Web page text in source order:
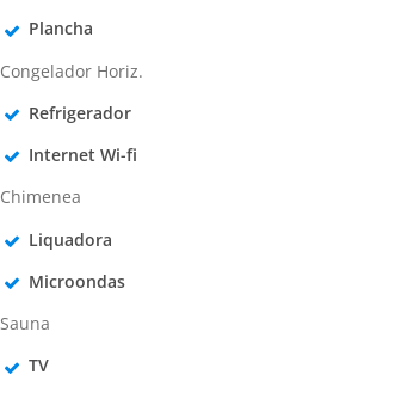
Plancha
Congelador Horiz.
Refrigerador
Internet Wi-fi
Chimenea
Liquadora
Microondas
Sauna
TV